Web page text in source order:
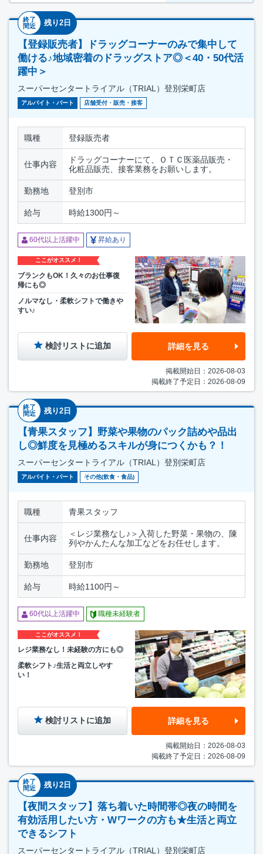
終了
間近
残り2日
【登録販売者】ドラッグコーナーのみで集中して
働ける♪地域密着のドラッグストア◎＜40・50代活
躍中＞
スーパーセンタートライアル（TRIAL）登別栄町店
アルバイト・パート 店舗受付・販売・接客
職種 登録販売者
仕事内容
ドラッグコーナーにて、ＯＴＣ医薬品販売・
化粧品販売、接客業務をお願いします。
勤務地 登別市
給与 時給1300円～
60代以上活躍中 昇給あり
ここがオススメ！
ブランクもOK！久々のお仕事復
帰にも◎
ノルマなし・柔軟シフトで働きや
すい♪
検討リストに追加 詳細を見る
掲載開始日：2026-08-03
掲載終了予定日：2026-08-09
終了
間近
残り2日
【青果スタッフ】野菜や果物のパック詰めや品出
し◎鮮度を見極めるスキルが身につくかも？！
スーパーセンタートライアル（TRIAL）登別栄町店
アルバイト・パート その他(飲食・食品)
職種 青果スタッフ
仕事内容
＜レジ業務なし♪＞入荷した野菜・果物の、陳
列やかんたんな加工などをお任せします。
勤務地 登別市
給与 時給1100円～
60代以上活躍中 職種未経験者
ここがオススメ！
レジ業務なし！未経験の方にも◎
柔軟シフト♪生活と両立しやす
い！
検討リストに追加 詳細を見る
掲載開始日：2026-08-03
掲載終了予定日：2026-08-09
終了
間近
残り2日
【夜間スタッフ】落ち着いた時間帯◎夜の時間を
有効活用したい方・Wワークの方も★生活と両立
できるシフト
スーパーセンタートライアル（TRIAL）登別栄町店